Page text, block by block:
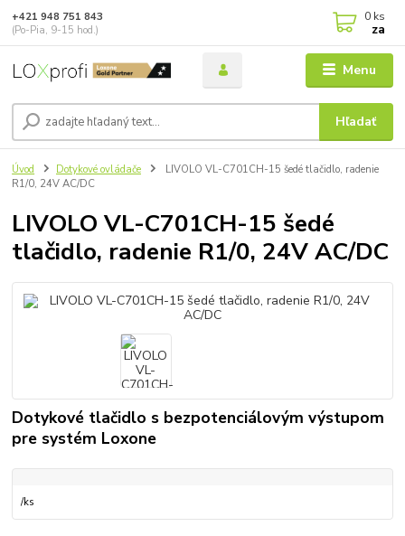
Menu
Hľadať
+421 948 751 843
(Po-Pia, 9-15 hod.)
0 ks
za
Úvod Dotykové ovládače
LIVOLO VL-C701CH-15 šedé tlačidlo, radenie
R1/0, 24V AC/DC
LIVOLO VL-C701CH-15 šedé
tlačidlo, radenie R1/0, 24V AC/DC
Dotykové tlačidlo s bezpotenciálovým výstupom
pre systém Loxone
/ks